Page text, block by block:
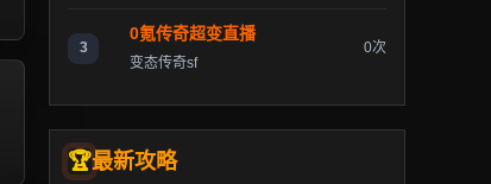
3
0氪传奇超变直播
变态传奇sf
0次
最新攻略